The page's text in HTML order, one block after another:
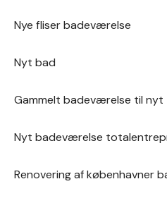
Nye fliser badeværelse
Nyt bad
Gammelt badeværelse til nyt
Nyt badeværelse
Renovering af københavner